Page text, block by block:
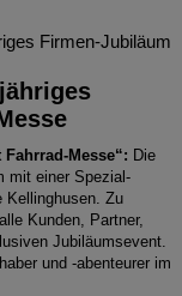
Firmen-Jubiläum
Messe“: Die
mit einer Spezial-
Kellinghusen. Zu
Kunden, Partner,
Jubiläumsevent.
und -abenteurer im